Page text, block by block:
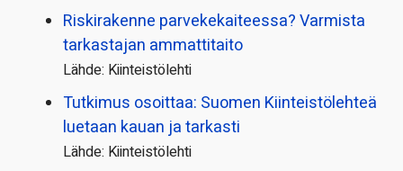
Riskirakenne parvekekaiteessa? Varmista
tarkastajan ammattitaito
Lähde: Kiinteistölehti
Tutkimus osoittaa: Suomen Kiinteistölehteä
luetaan kauan ja tarkasti
Lähde: Kiinteistölehti